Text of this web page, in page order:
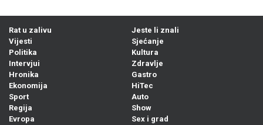
Rat u zalivu
Vijesti
Politika
Intervjui
Hronika
Ekonomija
Sport
Regija
Evropa
Jeste li znali
Sjećanje
Kultura
Zdravlje
Gastro
HiTec
Auto
Show
Sex i grad